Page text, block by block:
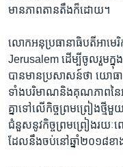
មាន​ភាពតានតឹង​ក៏​ដោយ។
លោក​អនុប្រធានាធិបតី​អាមេ
Jerusalem ដើម្បី​ចូល​រួម​ក្
បាន​មាន​ប្រសាសន៍​ថា យោធា​ដ៏​
ទាំង​បរិមាណ​និង​គុណភាព​នៃ​
គ្នា​ទៅ​លើ​កិច្ចព្រមព្រៀង​ថ្មី​មួ
ជំនួស​នូវ​កិច្ចព្រមព្រៀង​រយៈព
ដែល​នឹង​ចប់​នៅ​ឆ្នាំ​២០១៨​ខា